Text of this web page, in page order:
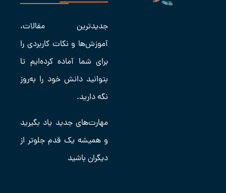
جدیدترین مقالات،
آموزش‌ها و نکات کاربردی را
برای شما آماده کرده‌ایم تا
بتوانید دانش خود را به‌روز
نگه دارید.
مهارت‌های جدید یاد بگیرید
و همیشه یک قدم جلوتر از
دیگران باشید